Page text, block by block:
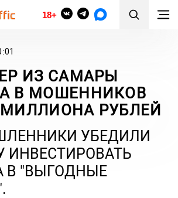
18+
ИЗ САМАРЫ
В МОШЕННИКОВ
РУБЛЕЙ
УБЕДИЛИ
В "ВЫГОДНЫЕ